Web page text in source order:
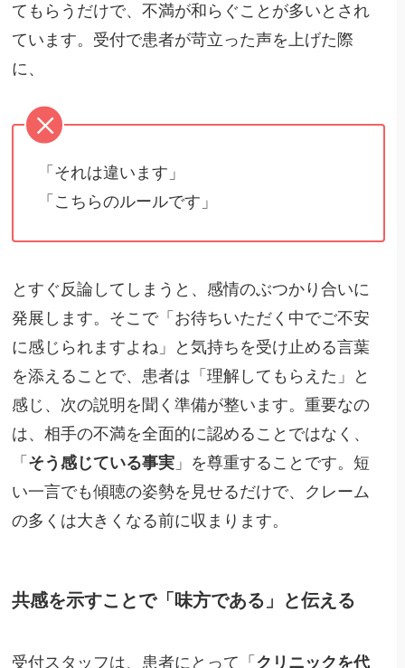
てもらうだけで、不満が和らぐことが多いとされ
ています。受付で患者が苛立った声を上げた際
に、
「それは違います」
「こちらのルールです」
とすぐ反論してしまうと、感情のぶつかり合いに
発展します。そこで「お待ちいただく中でご不安
に感じられますよね」と気持ちを受け止める言葉
を添えることで、患者は「理解してもらえた」と
感じ、次の説明を聞く準備が整います。重要なの
は、相手の不満を全面的に認めることではなく、
「 そう感じている事実 」を尊重することです。短
い一言でも傾聴の姿勢を見せるだけで、クレーム
の多くは大きくなる前に収まります。
共感を示すことで「味方である」と伝える
受付スタッフは、患者にとって「 クリニックを代